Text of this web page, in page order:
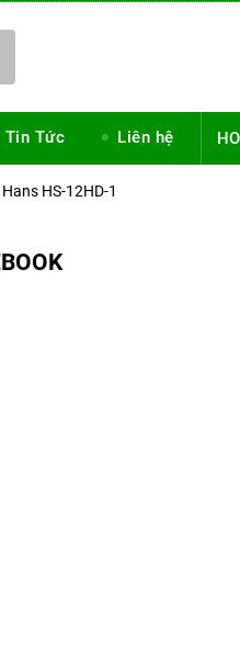
Tin Tức Liên hệ
HS-12HD-1